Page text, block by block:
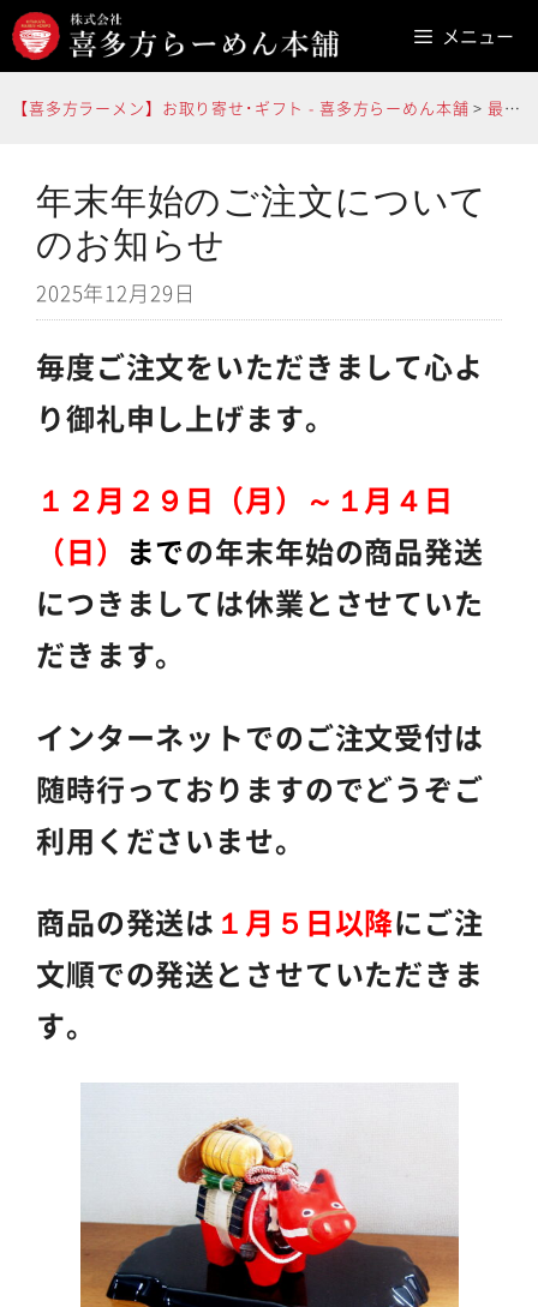
コ
ン
メニュー
【喜多方ラーメン】お取り寄せ･ギフト - 喜多方らーめん本舗 > 最新情報
年末年始のご注文について
のお知らせ
2025年12月29日
毎度ご注文をいただきまして心よ
り御礼申し上げます。
１２月２９日（月）～１月４日
（日） までの年末年始の商品発送
につきましては休業とさせていた
だきます。
インターネットでのご注文受付は
随時行っておりますのでどうぞご
利用くださいませ。
商品の発送は １月５日以降にご注
文順での発送とさせていただきま
す。